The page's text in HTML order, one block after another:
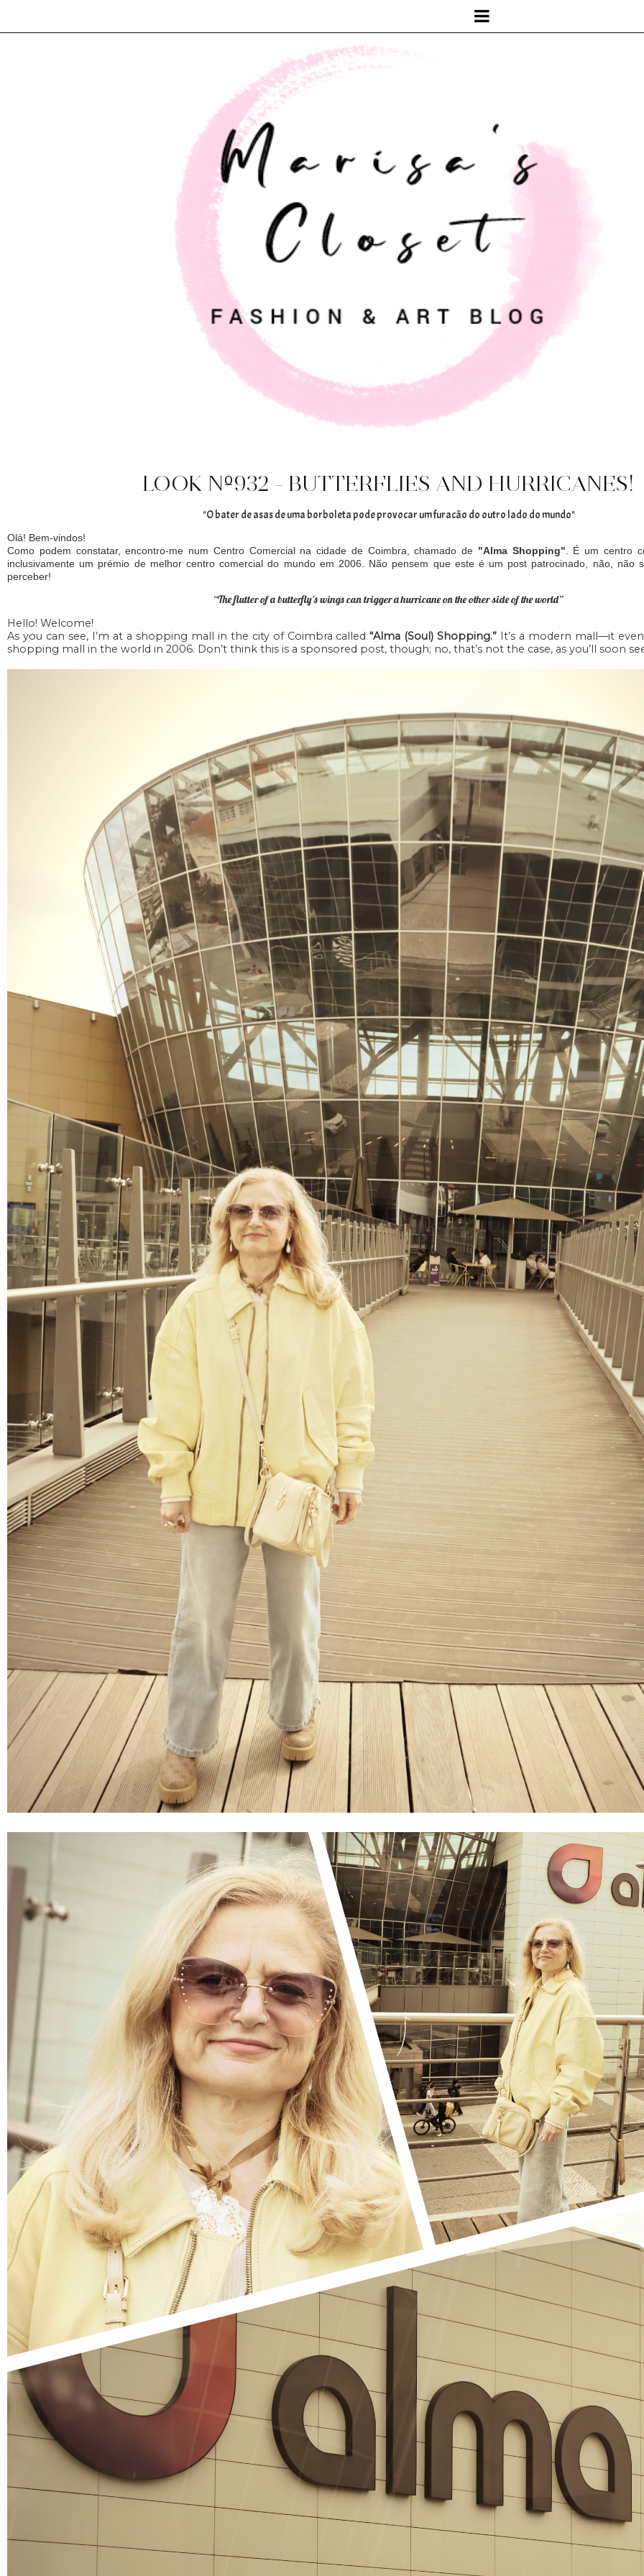
LOOK Nº932 - BUTTERFLIES AND HURRICANES!
"O bater de asas de uma borboleta pode provocar um furacão do outro lado do mundo"
Olá! Bem-vindos!
Como podem constatar, encontro-me num Centro Comercial na cidade de Coimbra, chamado de "Alma Shopping" . É um centro
inclusivamente um prémio de melhor centro comercial do mundo em 2006. Não pensem que este é um post patrocinado, não, não
perceber!
“The flutter of a butterfly's wings can trigger a hurricane on the other side of the world”
Hello! Welcome!
As you can see, I’m at a shopping mall in the city of Coimbra called“Alma (Soul) Shopping.” It’s a modern mall—it
shopping mall in the world in 2006. Don’t think this is a sponsored post, though; no, that’s not the case, as you’ll soon